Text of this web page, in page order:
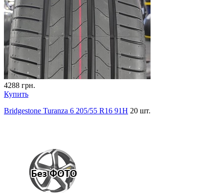
4288 грн.
Купить
Bridgestone Turanza 6 205/55 R16 91H 20 шт.